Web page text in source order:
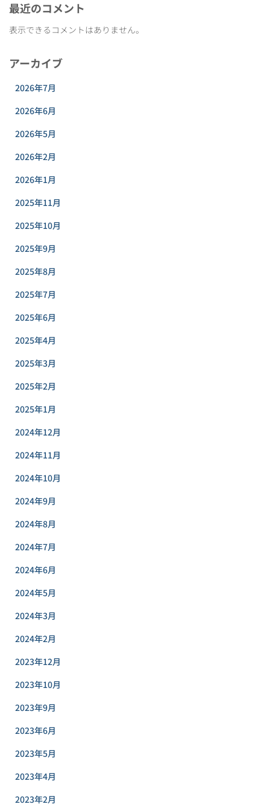
最近のコメント
表示できるコメントはありません。
アーカイブ
2026年7月
2026年6月
2026年5月
2026年2月
2026年1月
2025年11月
2025年10月
2025年9月
2025年8月
2025年7月
2025年6月
2025年4月
2025年3月
2025年2月
2025年1月
2024年12月
2024年11月
2024年10月
2024年9月
2024年8月
2024年7月
2024年6月
2024年5月
2024年3月
2024年2月
2023年12月
2023年10月
2023年9月
2023年6月
2023年5月
2023年4月
2023年2月